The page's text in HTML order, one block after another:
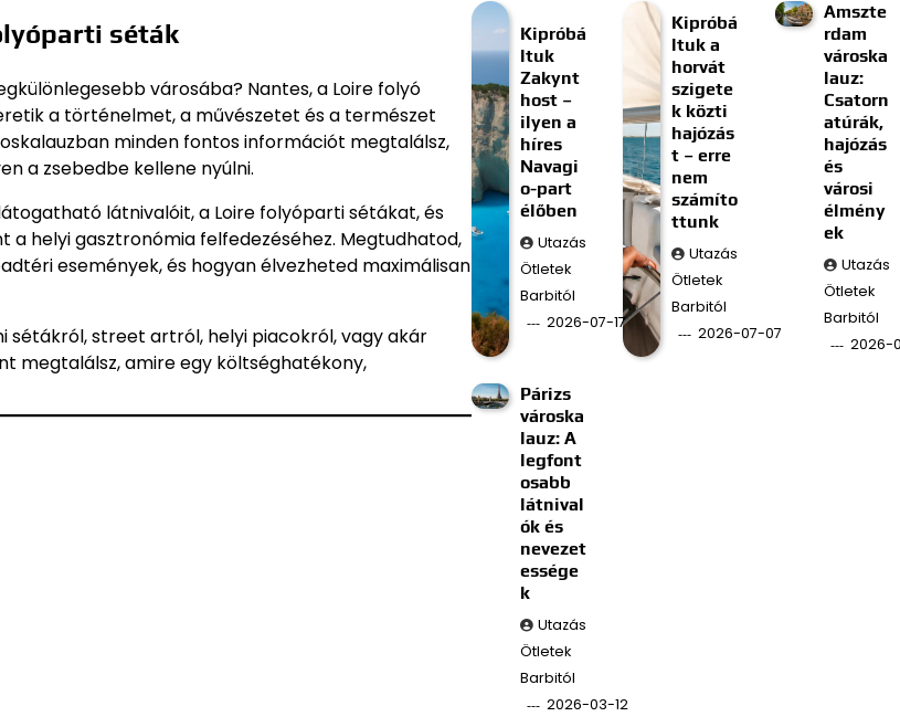
séták
városába? Nantes, a Loire folyó
a történelmet, a művészetet és a természet
minden fontos információt megtalálsz,
a zsebedbe kellene nyúlni.
látnivalóit, a Loire folyóparti sétákat, és
a helyi gasztronómia felfedezéséhez. Megtudhatod,
események, és hogyan élvezheted maximálisan
sétákról, street artról, helyi piacokról, vagy akár
megtalálsz, amire egy költséghatékony,
Kipróbá
ltuk
Zakynt
host –
ilyen a
híres
Navagi
o-part
élőben
Utazás
Ötletek
Barbitól
2026-07-17
Kipróbá
ltuk a
horvát
szigete
k közti
hajózás
t – erre
nem
számíto
ttunk
Utazás
Ötletek
Barbitól
2026-07-07
Amszte
rdam
városka
lauz:
Csatorn
atúrák,
hajózás
és
városi
élmény
ek
Utazás
Ötletek
Barbitól
2026-
Párizs
városka
lauz: A
legfont
osabb
látnival
ók és
nevezet
essége
k
Utazás
Ötletek
Barbitól
2026-03-12